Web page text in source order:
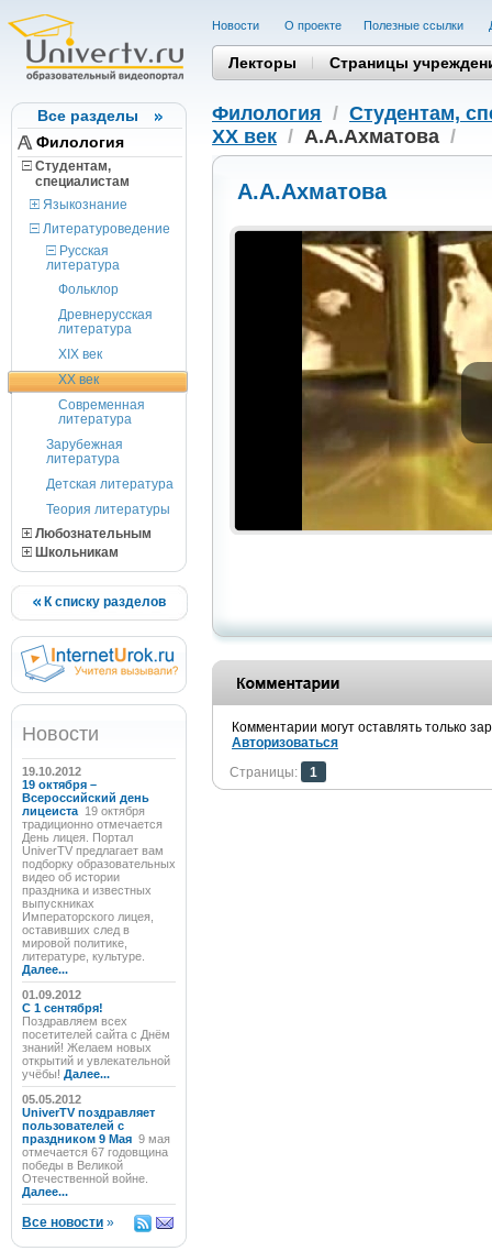
Все разделы
Филология
Студентам,
cпециалистам
Языкознание
Литературоведение
Русская
литература
Фольклор
Древнерусская
литература
XIX век
XX век
Современная
литература
Зарубежная
литература
Детская литература
Теория литературы
Любознательным
Школьникам
К списку разделов
Новости
19.10.2012
19 октября –
Всероссийский день
лицеиста 19 октября
традиционно отмечается
День лицея. Портал
UniverTV предлагает вам
подборку образовательных
видео об истории
праздника и известных
выпускниках
Императорского лицея,
оставивших след в
мировой политике,
литературе, культуре.
Далее...
01.09.2012
C 1 сентября!
Поздравляем всех
посетителей сайта с Днём
знаний! Желаем новых
открытий и увлекательной
учёбы! Далее...
05.05.2012
UniverTV поздравляет
пользователей с
праздником 9 Мая 9 мая
отмечается 67 годовщина
победы в Великой
Отечественной войне.
Далее...
Все новости »
Новости О проекте Полезные cсылки
Лекторы Страницы
Филология / Студентам,
XX век / А.А.Ахматова /
А.А.Ахматова
Комментарии могут оставлять только
Авторизоваться
Страницы:
1